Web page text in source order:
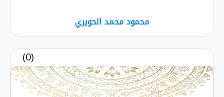
محمود محمد الحويري